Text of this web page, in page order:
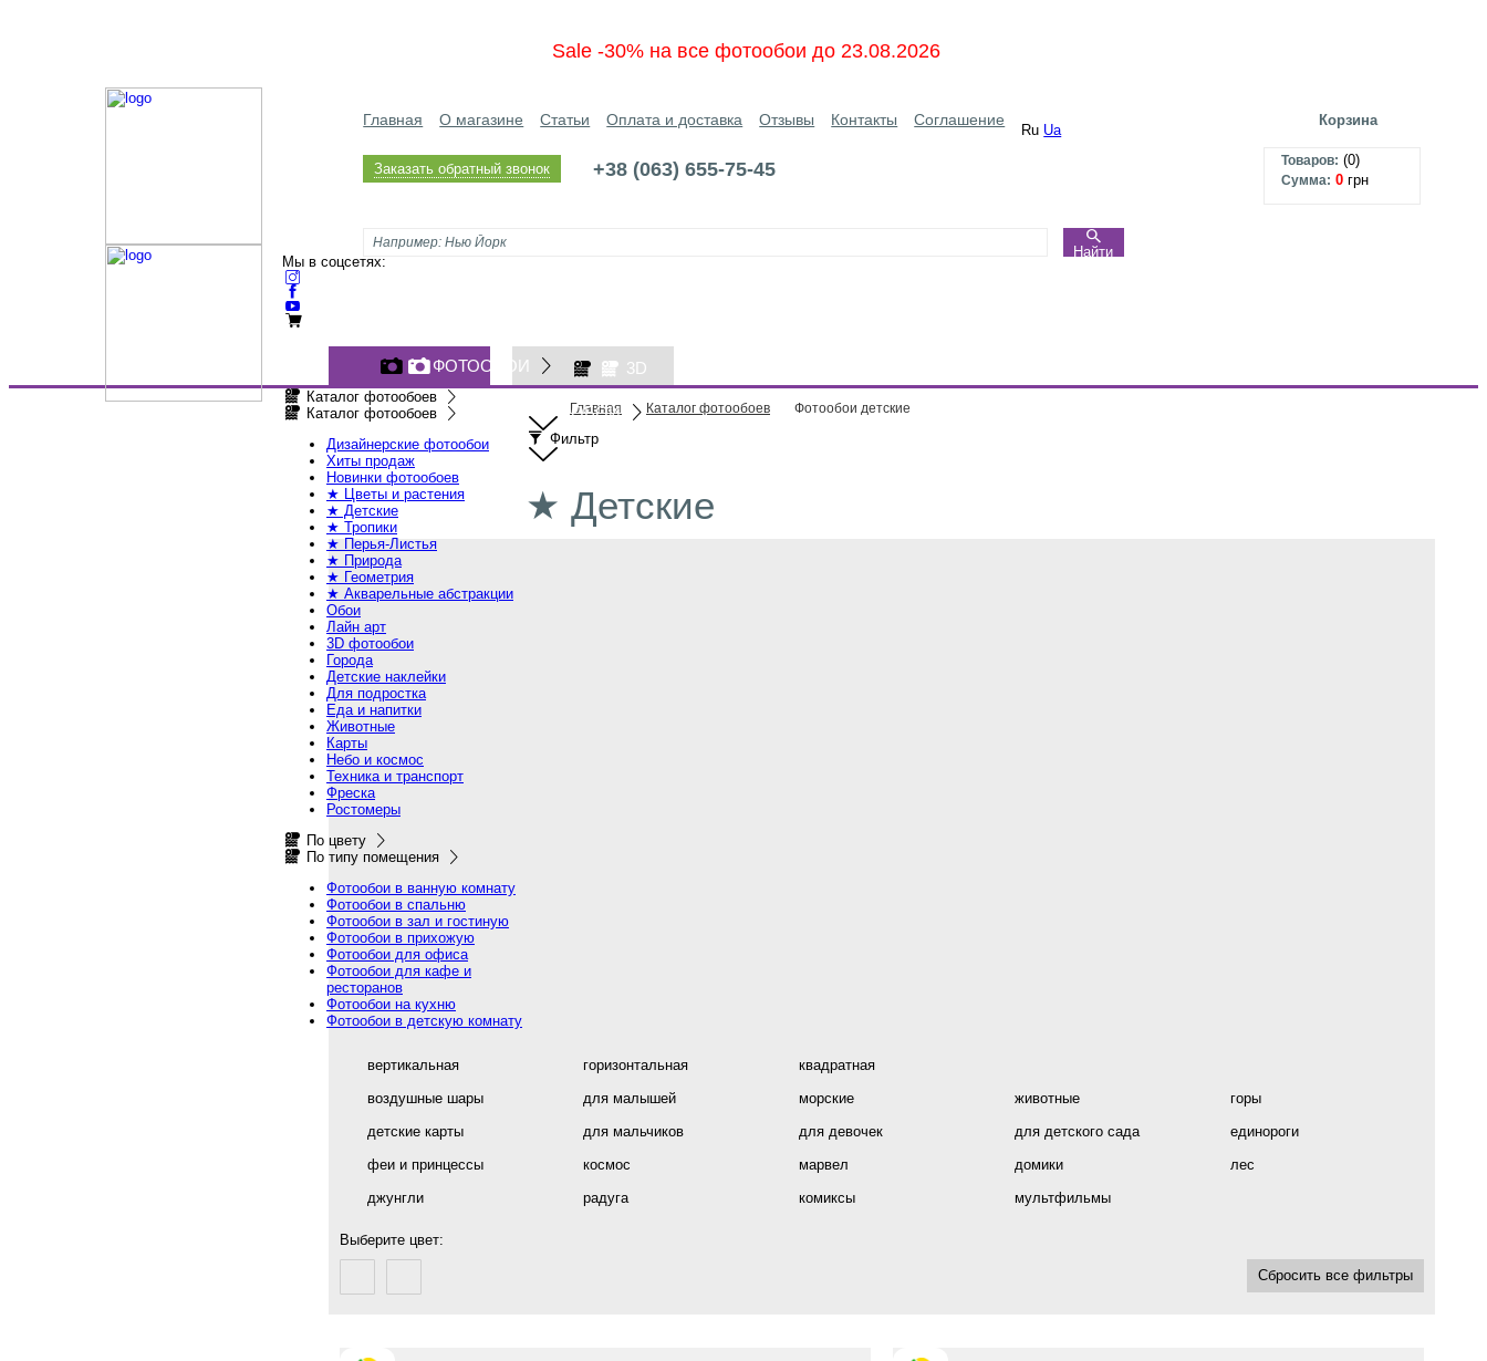
Sale -30% на все фотообои до 23.08.2026
Главная О магазине Статьи Оплата и доставка Отзывы Контакты Соглашение
Ru Ua
Заказать обратный звонок +38 (063) 655-75-45
Найти
Корзина
Товаров: (0)
Сумма: 0 грн
Мы в соцсетях:
ФОТООБОИ 3D
ОБОИ
Каталог фотообоев
Каталог фотообоев
Дизайнерские фотообои
Хиты продаж
Новинки фотообоев
★ Цветы и растения
★ Детские
★ Тропики
★ Перья-Листья
★ Природа
★ Геометрия
★ Акварельные абстракции
Обои
Лайн арт
3D фотообои
Города
Детские наклейки
Для подростка
Еда и напитки
Животные
Карты
Небо и космос
Техника и транспорт
Фреска
Ростомеры
По цвету
По типу помещения
Фотообои в ванную комнату
Фотообои в спальню
Фотообои в зал и гостиную
Фотообои в прихожую
Фотообои для офиса
Фотообои для кафе и
ресторанов
Фотообои на кухню
Фотообои в детскую комнату
Главная Каталог фотообоев Фотообои детские
Фильтр
★ Детские
вертикальная горизонтальная
квадратная
воздушные шары
для малышей морские животные
горы
детские карты
для мальчиков для девочек для детского сада
единороги
феи и принцессы
космос марвел домики
лес
джунгли
радуга комиксы мультфильмы
Выберите цвет:
Сбросить все фильтры